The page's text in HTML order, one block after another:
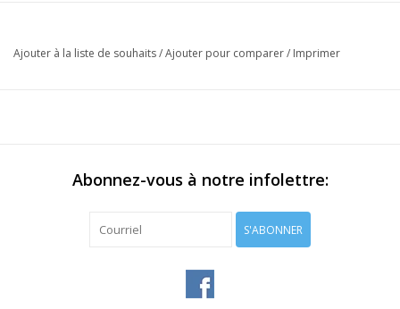
Ajouter à la liste de souhaits/Ajouter pour comparer/ Imprimer
Abonnez-vous à notre infolettre:
S'ABONNER